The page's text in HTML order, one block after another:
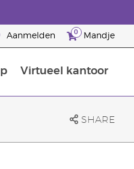
Aanmelden 0 Mandje
Virtueel kantoor
SHARE